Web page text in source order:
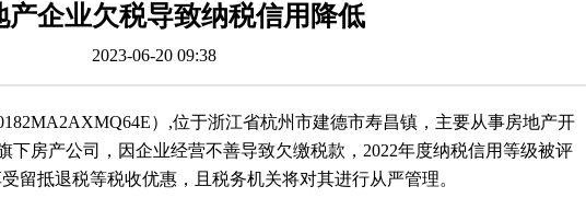
产企业欠税导致纳税信用降低
2023-06-20 09:38
）,位于浙江省杭州市建德市寿昌镇，主要从事房地产开
下房产公司，因企业经营不善导致欠缴税款，2022年度纳税信用等级被评
留抵退税等税收优惠，且税务机关将对其进行从严管理。